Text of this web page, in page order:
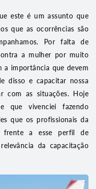
este é um assunto que
que as ocorrências são
Por falta de
a mulher por muito
a importância que devem
disso e capacitar nossa
com as situações. Hoje
que vivenciei fazendo
que os profissionais da
frente a esse perfil de
da capacitação